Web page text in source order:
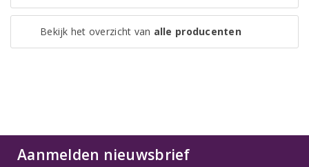
Bekijk het overzicht van alle producenten
Aanmelden nieuwsbrief